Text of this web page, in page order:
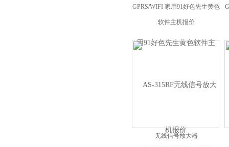
GPRS/WIFI 家用91好色先生黄色
软件主机报价
2024-09-10 访问量：2611
无线信号放大器